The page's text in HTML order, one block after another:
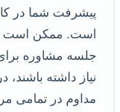
پیشرفت شما در
است. ممکن است
جلسه مشاوره
نیاز داشته
مداوم در تمامی